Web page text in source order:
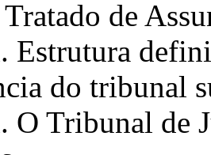
de
Estrutura
do tribunal
O Tribunal de